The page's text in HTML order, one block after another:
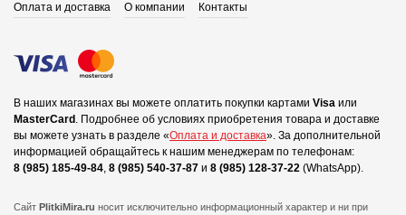
Оплата и доставка О компании Контакты
В наших магазинах вы можете оплатить покупки картами Visa или
MasterCard . Подробнее об условиях приобретения товара и доставке
вы можете узнать в разделе «Оплата и доставка». За дополнительной
информацией обращайтесь к нашим менеджерам по телефонам:
8 (985) 185-49-84, 8 (985) 540-37-87 и 8 (985) 128-37-22 (WhatsApp).
Сайт PlitkiMira.ru носит исключительно информационный характер и ни при